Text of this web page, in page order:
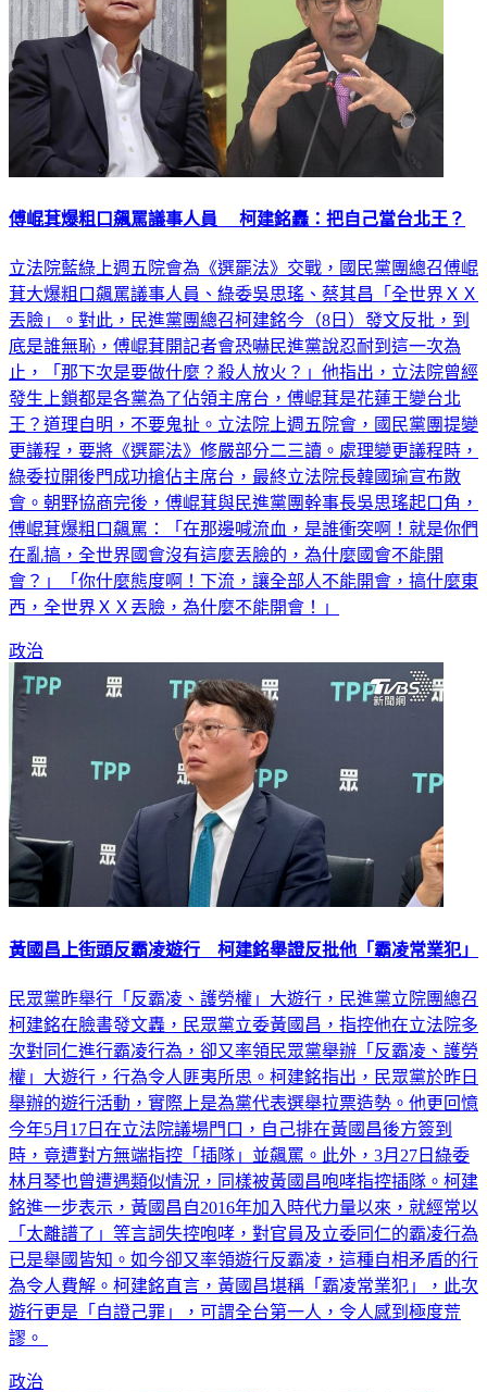
傅崐萁爆粗口飆罵議事人員 柯建銘轟：把自己當台北王？
立法院藍綠上週五院會為《選罷法》交戰，國民黨團總召傅崐
萁大爆粗口飆罵議事人員、綠委吳思瑤、蔡其昌「全世界ＸＸ
丟臉」。對此，民進黨團總召柯建銘今（8日）發文反批，到
底是誰無恥，傅崐萁開記者會恐嚇民進黨說忍耐到這一次為
止，「那下次是要做什麼？殺人放火？」他指出，立法院曾經
發生上鎖都是各黨為了佔領主席台，傅崐萁是花蓮王變台北
王？道理自明，不要鬼扯。立法院上週五院會，國民黨團提變
更議程，要將《選罷法》修嚴部分二三讀。處理變更議程時，
綠委拉開後門成功搶佔主席台，最終立法院長韓國瑜宣布散
會。朝野協商完後，傅崐萁與民進黨團幹事長吳思瑤起口角，
傅崐萁爆粗口飆罵：「在那邊喊流血，是誰衝突啊！就是你們
在亂搞，全世界國會沒有這麼丟臉的，為什麼國會不能開
會？」「你什麼態度啊！下流，讓全部人不能開會，搞什麼東
西，全世界ＸＸ丟臉，為什麼不能開會！」
政治
黃國昌上街頭反霸凌遊行 柯建銘舉證反批他「霸凌常業犯」
民眾黨昨舉行「反霸凌、護勞權」大遊行，民進黨立院團總召
柯建銘在臉書發文轟，民眾黨立委黃國昌，指控他在立法院多
次對同仁進行霸凌行為，卻又率領民眾黨舉辦「反霸凌、護勞
權」大遊行，行為令人匪夷所思。柯建銘指出，民眾黨於昨日
舉辦的遊行活動，實際上是為黨代表選舉拉票造勢。他更回憶
今年5月17日在立法院議場門口，自己排在黃國昌後方簽到
時，竟遭對方無端指控「插隊」並飆罵。此外，3月27日綠委
林月琴也曾遭遇類似情況，同樣被黃國昌咆哮指控插隊。柯建
銘進一步表示，黃國昌自2016年加入時代力量以來，就經常以
「太離譜了」等言詞失控咆哮，對官員及立委同仁的霸凌行為
已是舉國皆知。如今卻又率領遊行反霸凌，這種自相矛盾的行
為令人費解。柯建銘直言，黃國昌堪稱「霸凌常業犯」，此次
遊行更是「自證己罪」，可謂全台第一人，令人感到極度荒
謬。
政治